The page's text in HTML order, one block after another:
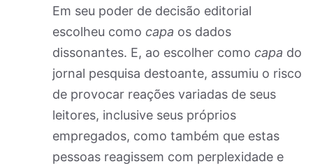
Em seu poder de decisão editorial
escolheu como capa os dados
dissonantes. E, ao escolher como capa do
jornal pesquisa destoante, assumiu o risco
de provocar reações variadas de seus
leitores, inclusive seus próprios
empregados, como também que estas
pessoas reagissem com perplexidade e